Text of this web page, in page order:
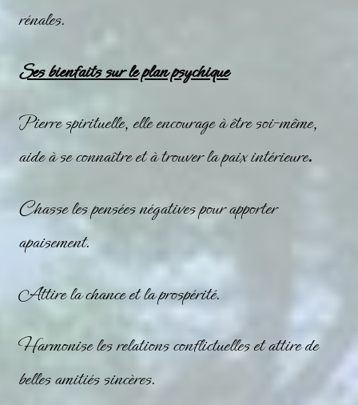
rénales.
Ses bienfaits sur le plan psychique
Pierre spirituelle, elle encourage à être soi-même,
aide à se connaître et à trouver la paix intérieure.
Chasse les pensées négatives pour apporter
apaisement.
Attire la chance et la prospérité.
Harmonise les relations conflictuelles et attire de
belles amitiés sincères.